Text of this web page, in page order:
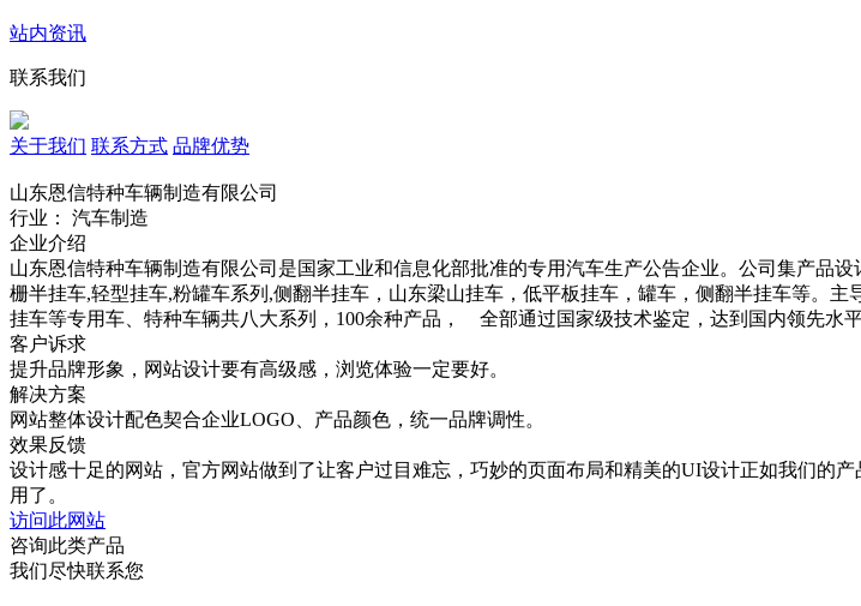
站内资讯
联系我们
关于我们 联系方式 品牌优势
山东恩信特种车辆制造有限公司
行业： 汽车制造
企业介绍
山东恩信特种车辆制造有限公司是国家工业和信息化部批准的专用汽车生产公告企业。公司集产品
栅半挂车,轻型挂车,粉罐车系列,侧翻半挂车，山东梁山挂车，低平板挂车，罐车，侧翻半挂车等
挂车等专用车、特种车辆共八大系列，100余种产品， 全部通过国家级技术鉴定，达到国内领先水平
客户诉求
提升品牌形象，网站设计要有高级感，浏览体验一定要好。
解决方案
网站整体设计配色契合企业LOGO、产品颜色，统一品牌调性。
效果反馈
设计感十足的网站，官方网站做到了让客户过目难忘，巧妙的页面布局和精美的UI设计正如我们的
用了。
访问此网站
咨询此类产品
我们尽快联系您